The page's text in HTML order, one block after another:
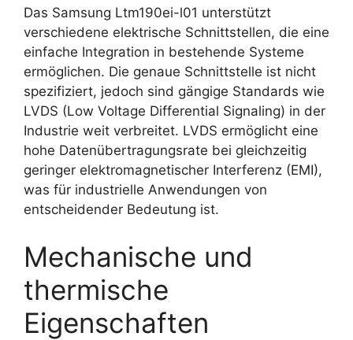
Das Samsung Ltm190ei-l01 unterstützt
verschiedene elektrische Schnittstellen, die eine
einfache Integration in bestehende Systeme
ermöglichen. Die genaue Schnittstelle ist nicht
spezifiziert, jedoch sind gängige Standards wie
LVDS (Low Voltage Differential Signaling) in der
Industrie weit verbreitet. LVDS ermöglicht eine
hohe Datenübertragungsrate bei gleichzeitig
geringer elektromagnetischer Interferenz (EMI),
was für industrielle Anwendungen von
entscheidender Bedeutung ist.
Mechanische und
thermische
Eigenschaften